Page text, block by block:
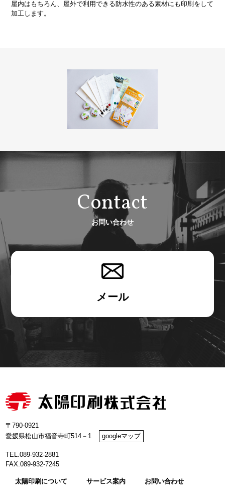
屋内はもちろん、屋外で利用できる防水性のある素材にも印刷をして
加工します。
Contact
お問い合わせ
メール
〒790-0921
愛媛県松山市福音寺町514－1
googleマップ
TEL.089-932-2881
FAX.089-932-7245
太陽印刷について サービス案内 お問い合わせ